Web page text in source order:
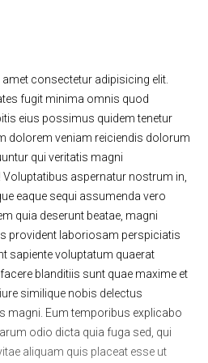
Двигатель
Замена Ремней
amet consectetur adipisicing elit.
fugit minima omnis quod
eius possimus quidem tenetur
dolorem veniam reiciendis dolorum
qui veritatis magni
aspernatur nostrum in,
eaque sequi assumenda vero
quia deserunt beatae, magni
provident laboriosam perspiciatis
sapiente voluptatum quaerat
blanditiis sunt quae maxime et
similique nobis delectus
magni. Eum temporibus explicabo
odio dicta quia fuga sed, qui
aliquam quis placeat esse ut